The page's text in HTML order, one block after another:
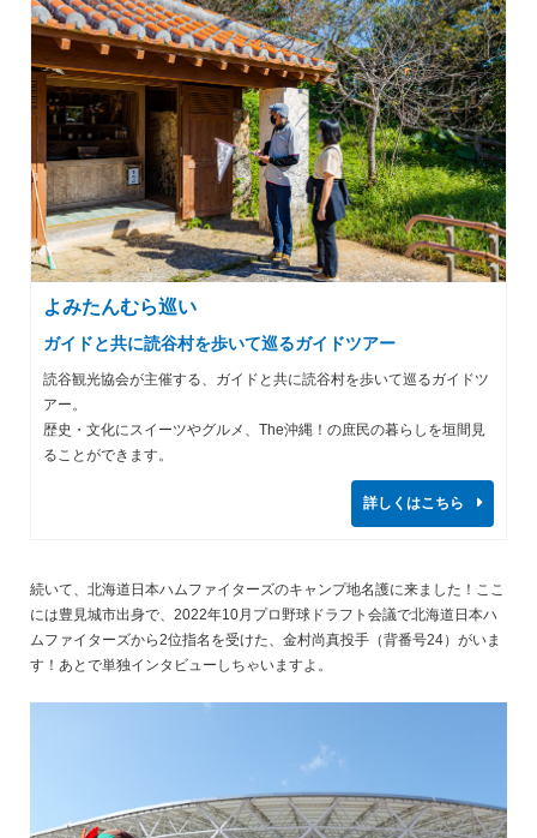
よみたんむら巡い
ガイドと共に読谷村を歩いて巡るガイドツアー
読谷観光協会が主催する、ガイドと共に読谷村を歩いて巡るガイドツ
アー。
歴史・文化にスイーツやグルメ、The沖縄！の庶民の暮らしを垣間見
ることができます。
詳しくはこちら
続いて、北海道日本ハムファイターズのキャンプ地名護に来ました！ここ
には豊見城市出身で、2022年10月プロ野球ドラフト会議で北海道日本ハ
ムファイターズから2位指名を受けた、金村尚真投手（背番号24）がいま
す！あとで単独インタビューしちゃいますよ。